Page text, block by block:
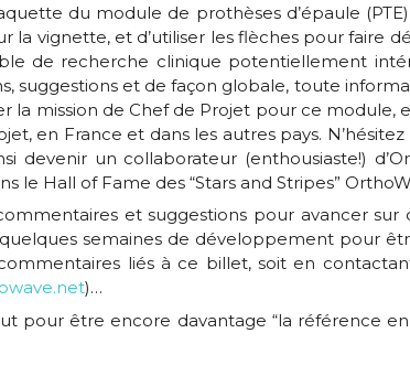
du module de prothèses d’épaule
vignette, et d’utiliser les flèches pour faire
de recherche clinique potentiellement
suggestions et de façon globale, toute
la mission de Chef de Projet pour ce
en France et dans les autres pays.
devenir un collaborateur (enthousiaste!)
le Hall of Fame des “Stars and Stripes”
et suggestions pour avancer sur
semaines de développement pour
liés à ce billet, soit en
)…
pour être encore davantage “la référence en